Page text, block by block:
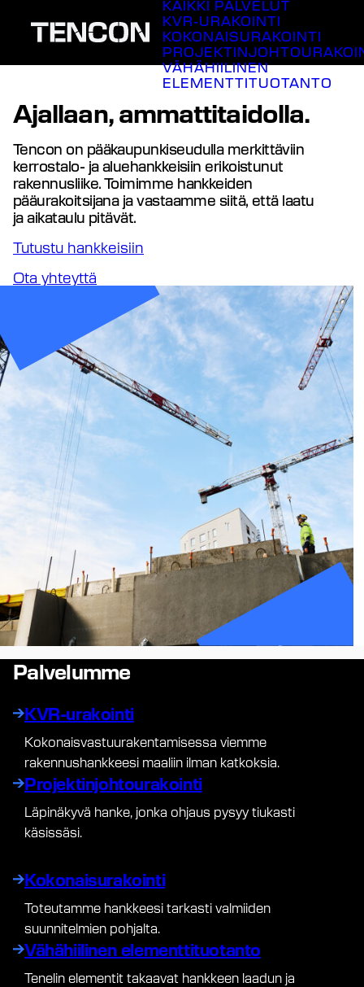
sisältöön
KAIKKI PALVELUT
KVR-URAKOINTI
KOKONAISURAKOINTI
VÄHÄHIILINEN
ELEMENTTITUOTANTO
Ajallaan, ammattitaidolla.
Tencon on pääkaupunkiseudulla merkittäviin
kerrostalo- ja aluehankkeisiin erikoistunut
rakennusliike. Toimimme hankkeiden
pääurakoitsijana ja vastaamme siitä, että laatu
ja aikataulu pitävät.
Tutustu hankkeisiin
Ota yhteyttä
Palvelumme
KVR-urakointi
Kokonaisvastuurakentamisessa viemme
rakennushankkeesi maaliin ilman katkoksia.
Projektinjohtourakointi
Läpinäkyvä hanke, jonka ohjaus pysyy tiukasti
käsissäsi.
Kokonaisurakointi
Toteutamme hankkeesi tarkasti valmiiden
suunnitelmien pohjalta.
Vähähiilinen elementtituotanto
Tenelin elementit takaavat hankkeen laadun ja